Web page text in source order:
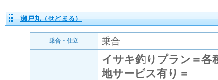
瀬戸丸（せどまる）
乗合・仕立 乗合
イサキ釣りプラン＝各
地サービス有り＝